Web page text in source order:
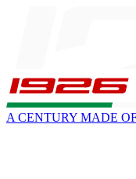
A CENTURY MADE